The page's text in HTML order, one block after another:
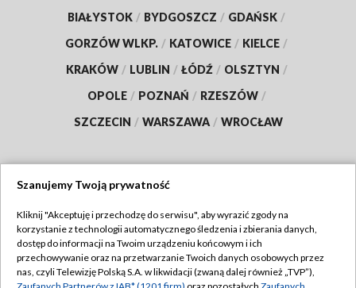
BIAŁYSTOK / BYDGOSZCZ / GDAŃSK /
GORZÓW WLKP. / KATOWICE / KIELCE /
KRAKÓW / LUBLIN / ŁÓDŹ / OLSZTYN /
OPOLE / POZNAŃ / RZESZÓW /
SZCZECIN / WARSZAWA / WROCŁAW
TVP
Abonament TVP
Emisja w TVP
Regulamin TVP
Szanujemy Twoją prywatność
Kliknij "Akceptuję i przechodzę do serwisu", aby wyrazić zgody na
korzystanie z technologii automatycznego śledzenia i zbierania danych,
dostęp do informacji na Twoim urządzeniu końcowym i ich
przechowywanie oraz na przetwarzanie Twoich danych osobowych przez
nas, czyli Telewizję Polską S.A. w likwidacji (zwaną dalej również „TVP”),